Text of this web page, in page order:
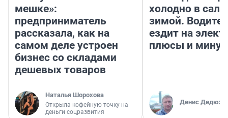
мешке»:
предприниматель
рассказала, как на
самом деле устроен
бизнес со складами
дешевых товаров
Наталья Шорохова
Открыла кофейную точку на
деньги соцразвития
холодно в
зимой.
ездит на
плюсы и
Денис